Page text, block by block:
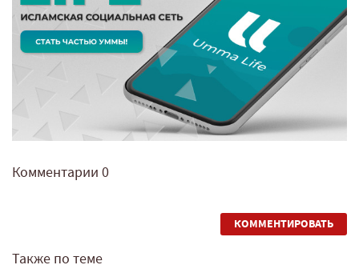
Комментарии 0
КОММЕНТИРОВАТЬ
Также по теме